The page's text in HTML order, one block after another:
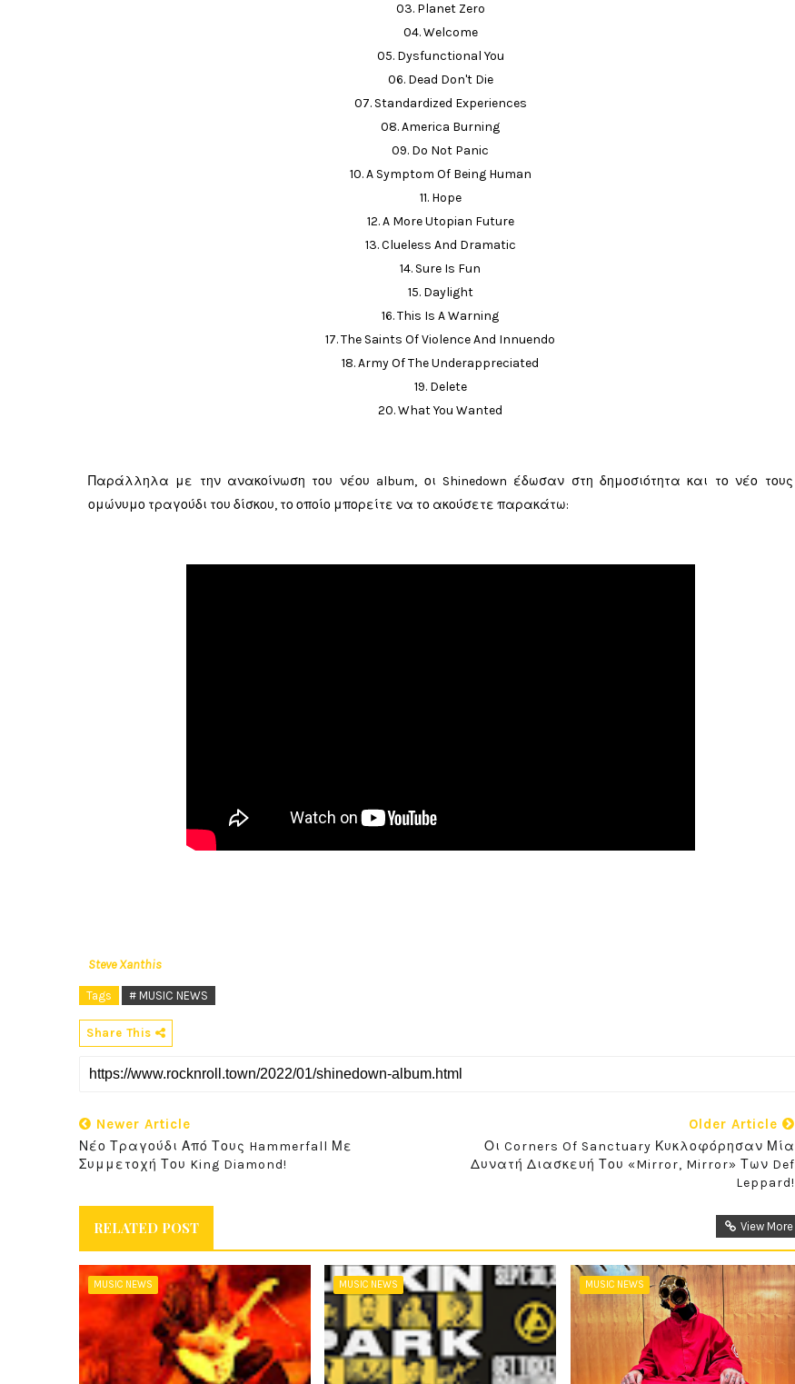
03. Planet Zero
04. Welcome
05. Dysfunctional You
06. Dead Don't Die
07. Standardized Experiences
08. America Burning
09. Do Not Panic
10. A Symptom Of Being Human
11. Hope
12. A More Utopian Future
13. Clueless And Dramatic
14. Sure Is Fun
15. Daylight
16. This Is A Warning
17. The Saints Of Violence And Innuendo
18. Army Of The Underappreciated
19. Delete
20. What You Wanted
Παράλληλα με την ανακοίνωση του νέου album, οι Shinedown έδωσαν στη δημοσιότητα και το νέο τους
ομώνυμο τραγούδι του δίσκου, το οποίο μπορείτε να το ακούσετε παρακάτω:
Steve Xanthis
Tags # MUSIC NEWS
Share This
Newer Article
Νέο Τραγούδι Από Τους Hammerfall Με
Συμμετοχή Του King Diamond!
Older Article
Οι Corners Of Sanctuary Κυκλοφόρησαν Μία
Δυνατή Διασκευή Του «Mirror, Mirror» Των Def
Leppard!
RELATED POST View More
MUSIC NEWS MUSIC NEWS MUSIC NEWS